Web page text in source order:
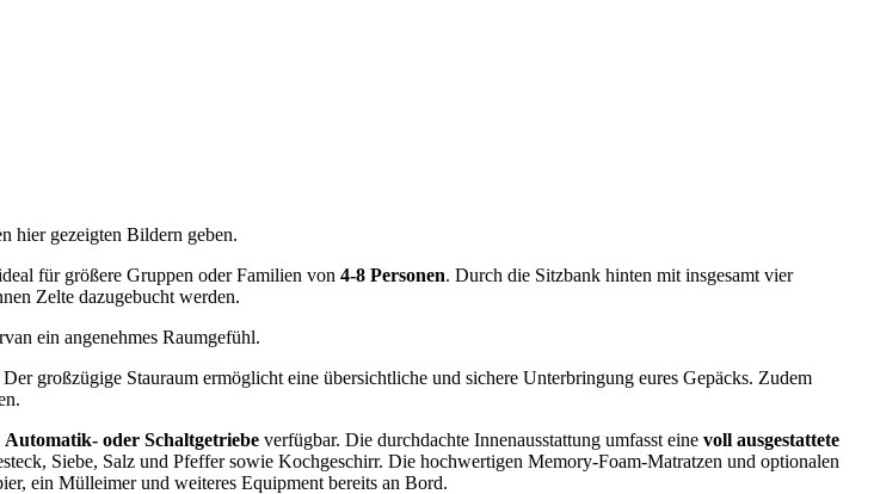
hier gezeigten Bildern geben.
für größere Gruppen oder Familien von 4-8 Personen. Durch die Sitzbank hinten mit insgesamt vier
Zelte dazugebucht werden.
ein angenehmes Raumgefühl.
großzügige Stauraum ermöglicht eine übersichtliche und sichere Unterbringung eures Gepäcks. Zudem
Automatik- oder Schaltgetriebe verfügbar. Die durchdachte Innenausstattung umfasst eine voll ausgestattete
Siebe, Salz und Pfeffer sowie Kochgeschirr. Die hochwertigen Memory-Foam-Matratzen und optionalen
ein Mülleimer und weiteres Equipment bereits an Bord.